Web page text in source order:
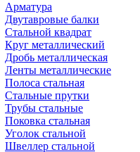
Арматура
Двутавровые балки
Стальной квадрат
Круг металлический
Дробь металлическая
Ленты металлические
Полоса стальная
Стальные прутки
Трубы стальные
Поковка стальная
Уголок стальной
Швеллер стальной